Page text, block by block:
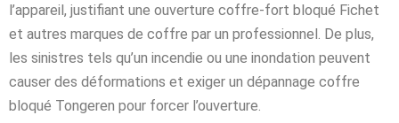
l’appareil, justifiant une ouverture coffre-fort bloqué Fichet
et autres marques de coffre par un professionnel. De plus,
les sinistres tels qu’un incendie ou une inondation peuvent
causer des déformations et exiger un dépannage coffre
bloqué Tongeren pour forcer l’ouverture.